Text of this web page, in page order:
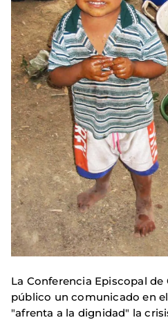
La Conferencia Episcopal
público un comunicado en
"afrenta a la dignidad" la